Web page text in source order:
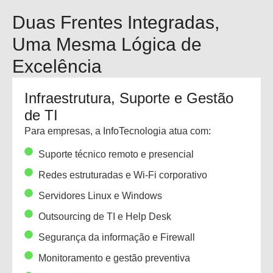
Duas Frentes Integradas,
Uma Mesma Lógica de
Excelência
Infraestrutura, Suporte e Gestão
de TI
Para empresas, a InfoTecnologia atua com:
Suporte técnico remoto e presencial
Redes estruturadas e Wi-Fi corporativo
Servidores Linux e Windows
Outsourcing de TI e Help Desk
Segurança da informação e Firewall
Monitoramento e gestão preventiva